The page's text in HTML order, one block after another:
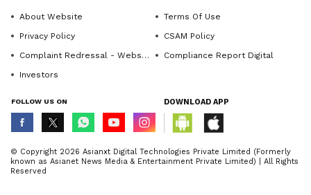
About Website
Terms Of Use
Privacy Policy
CSAM Policy
Complaint Redressal - Website
Compliance Report Digital
Investors
FOLLOW US ON DOWNLOAD APP
© Copyright 2026 Asianxt Digital Technologies Private Limited (Formerly
known as Asianet News Media & Entertainment Private Limited) | All Rights
Reserved